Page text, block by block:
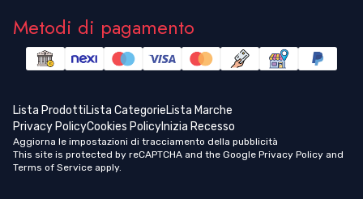
Metodi di pagamento
Lista ProdottiLista CategorieLista Marche
Privacy PolicyCookies PolicyInizia Recesso
Aggiorna le impostazioni di tracciamento della pubblicità
This site is protected by reCAPTCHA and the Google Privacy Policy and
Terms of Service apply.